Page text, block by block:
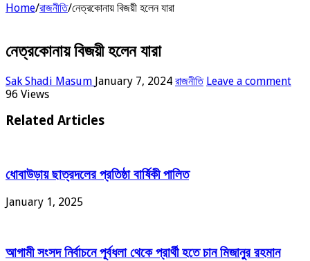
Home/রাজনীতি/নেত্রকোনায় বিজয়ী হলেন যারা
নেত্রকোনায় বিজয়ী হলেন যারা
Sak Shadi Masum January 7, 2024 রাজনীতি Leave a comment
96 Views
Related Articles
ধোবাউড়ায় ছাত্রদলের প্রতিষ্ঠা বার্ষিকী পালিত
January 1, 2025
আগামী সংসদ নির্বাচনে পূর্বধলা থেকে প্রার্থী হতে চান মিজানুর রহমান